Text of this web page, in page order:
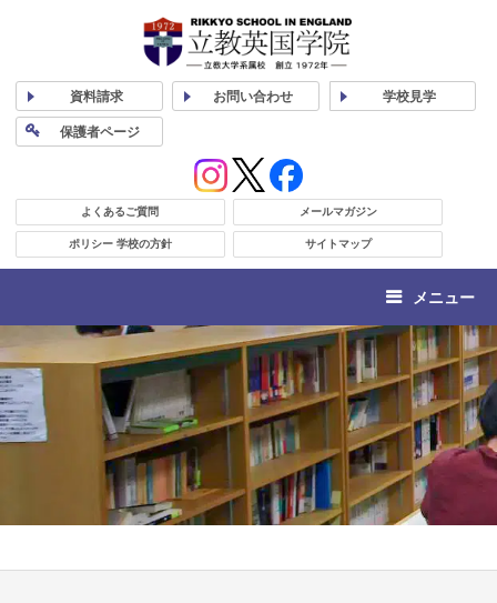
資料請求 お問い合わせ 学校見学
保護者ページ
よくあるご質問 メールマガジン
ポリシー 学校の方針 サイトマップ
メニュー